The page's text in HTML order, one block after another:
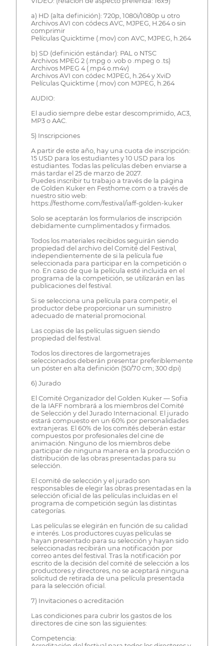
a) HD (alta definición): 720p, 1080i/1080p u otro
Archivos AVI con códecs AVC, MJPEG, H.264 o sin
comprimir
Películas Quicktime (.mov) con AVC, MJPEG, h.264
b) SD (definición estándar): PAL o NTSC
Archivos MPEG 2 (.mpg o .vob o .mpeg o .ts)
Archivos MPEG 4 (.mp4 o.m4v)
Archivos AVI con códec MJPEG, h.264 y XviD
Películas Quicktime (.mov) con MJPEG, h.264
AUDIO:
El audio siempre debe estar descomprimido, AC3,
MP3 o AAC.
5) Inscripciones
A partir de este año, hay una cuota de inscripción:
15 USD para los estudiantes y 10 USD para los
estudiantes. Todas las películas deben enviarse a
más tardar el 25 de marzo de 2027.
Puedes inscribir tu trabajo a través de la página
de Golden Kuker en Festhome.com o a través de
nuestro sitio web:
https://festhome.com/festival/iaff-golden-kuker
Solo se aceptarán los formularios de inscripción
debidamente cumplimentados y firmados.
Todos los materiales recibidos seguirán siendo
propiedad del archivo del Comité del Festival,
independientemente de si la película fue
seleccionada para participar en la competición o
no. En caso de que la película esté incluida en el
programa de la competición, se utilizarán en las
publicaciones del festival.
Si se selecciona una película para competir, el
productor debe proporcionar un suministro
adecuado de material promocional.
Las copias de las películas siguen siendo
propiedad del festival.
Todos los directores de largometrajes
seleccionados deberán presentar preferiblemente
un póster en alta definición (50/70 cm; 300 dpi)
6) Jurado
El Comité Organizador del Golden Kuker — Sofia
de la IAFF nombrará a los miembros del Comité
de Selección y del Jurado Internacional. El jurado
estará compuesto en un 60% por personalidades
extranjeras. El 60% de los comités deberán estar
compuestos por profesionales del cine de
animación. Ninguno de los miembros debe
participar de ninguna manera en la producción o
distribución de las obras presentadas para su
selección.
El comité de selección y el jurado son
responsables de elegir las obras presentadas en la
selección oficial de las películas incluidas en el
programa de competición según las distintas
categorías.
Las películas se elegirán en función de su calidad
e interés. Los productores cuyas películas se
hayan presentado para su selección y hayan sido
seleccionadas recibirán una notificación por
correo antes del festival. Tras la notificación por
escrito de la decisión del comité de selección a los
productores y directores, no se aceptará ninguna
solicitud de retirada de una película presentada
para la selección oficial.
7) Invitaciones o acreditación
Las condiciones para cubrir los gastos de los
directores de cine son las siguientes:
Competencia: